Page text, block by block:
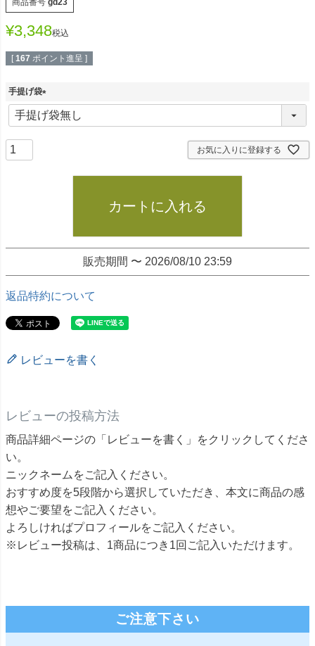
商品番号 gd23
¥3,348税込
[ 167 ポイント進呈 ]
手提げ袋
(
必
お気に入りに登録する
カートに入れる
販売期間 〜 2026/08/10 23:59
返品特約について
レビューを書く
レビューの投稿方法
商品詳細ページの「レビューを書く」をクリックしてくださ
い。
ニックネームをご記入ください。
おすすめ度を5段階から選択していただき、本文に商品の感
想やご要望をご記入ください。
よろしければプロフィールをご記入ください。
※レビュー投稿は、1商品につき1回ご記入いただけます。
ご注意下さい